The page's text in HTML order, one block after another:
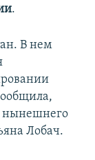
.
В нем
нынешнего
Лобач.